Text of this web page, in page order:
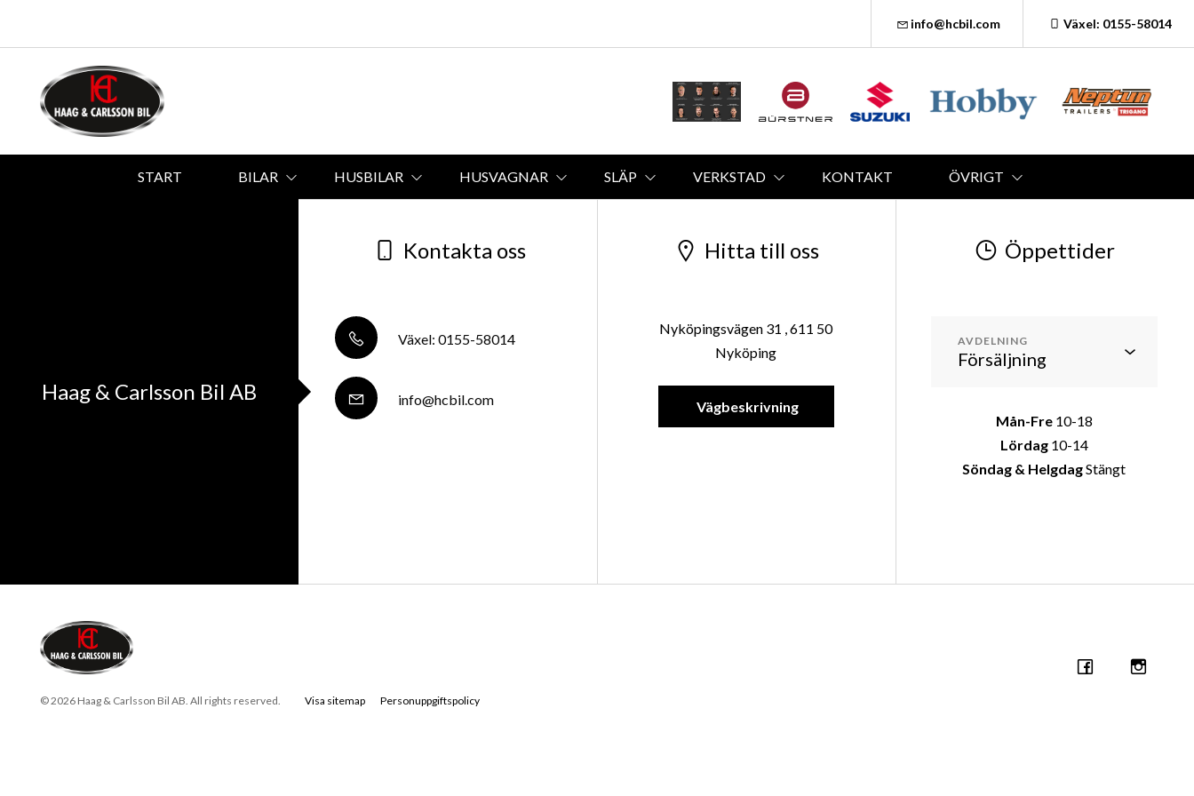
info@hcbil.com Växel: 0155-58014
START BILAR HUSBILAR HUSVAGNAR SLÄP VERKSTAD KONTAKT ÖVRIGT
Haag & Carlsson Bil AB
Kontakta oss
Växel: 0155-58014
info@hcbil.com
Hitta till oss
Nyköpingsvägen 31 , 611 50
Nyköping
Vägbeskrivning
Öppettider
AVDELNING
Mån-Fre 10-18
Lördag10-14
Söndag & HelgdagStängt
© 2026 Haag & Carlsson Bil AB. All rights reserved. Visa sitemap Personuppgiftspolicy